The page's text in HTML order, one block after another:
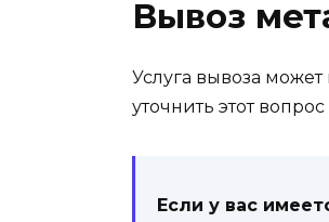
Вывоз
Услуга вывоза
уточнить этот
Если у вас